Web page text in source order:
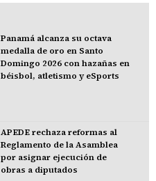
Panamá alcanza su octava
medalla de oro en Santo
Domingo 2026 con hazañas en
béisbol, atletismo y eSports
APEDE rechaza reformas al
Reglamento de la Asamblea
por asignar ejecución de
obras a diputados